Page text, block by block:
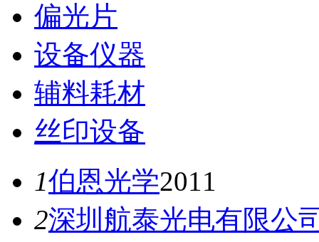
偏光片
设备仪器
辅料耗材
丝印设备
1伯恩光学2011
2深圳航泰光电有限公